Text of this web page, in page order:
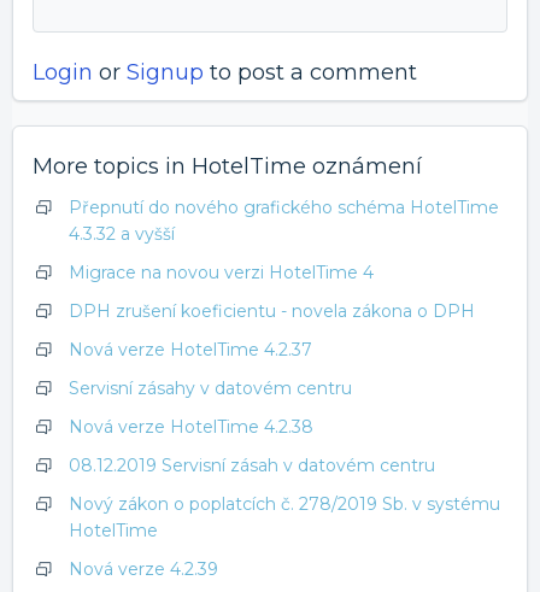
Login or Signup to post a comment
More topics in HotelTime oznámení
Přepnutí do nového grafického schéma HotelTime
4.3.32 a vyšší
Migrace na novou verzi HotelTime 4
DPH zrušení koeficientu - novela zákona o DPH
Nová verze HotelTime 4.2.37
Servisní zásahy v datovém centru
Nová verze HotelTime 4.2.38
08.12.2019 Servisní zásah v datovém centru
Nový zákon o poplatcích č. 278/2019 Sb. v systému
HotelTime
Nová verze 4.2.39